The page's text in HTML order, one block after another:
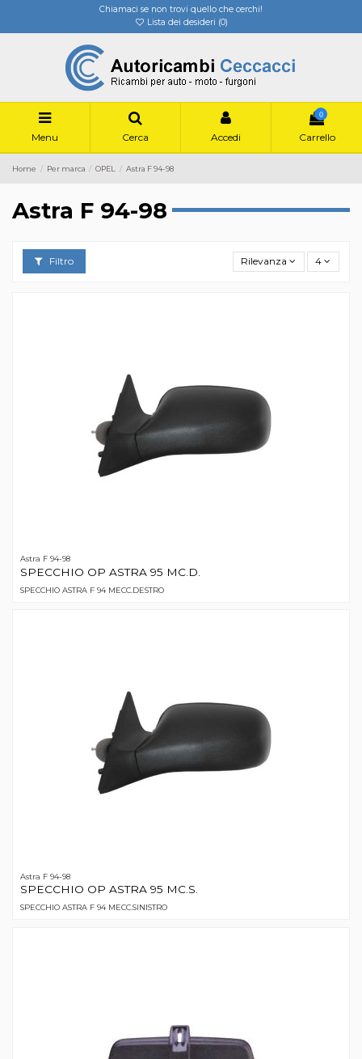
Chiamaci se non trovi quello che cerchi!
Lista dei desideri (0)
Menu Cerca Accedi
0
Carrello
Home Per marca OPEL Astra F 94-98
Astra F 94-98
Filtro Rilevanza 4
Astra F 94-98
SPECCHIO OP ASTRA 95 MC.D.
SPECCHIO ASTRA F 94 MECC.DESTRO
Astra F 94-98
SPECCHIO OP ASTRA 95 MC.S.
SPECCHIO ASTRA F 94 MECC.SINISTRO